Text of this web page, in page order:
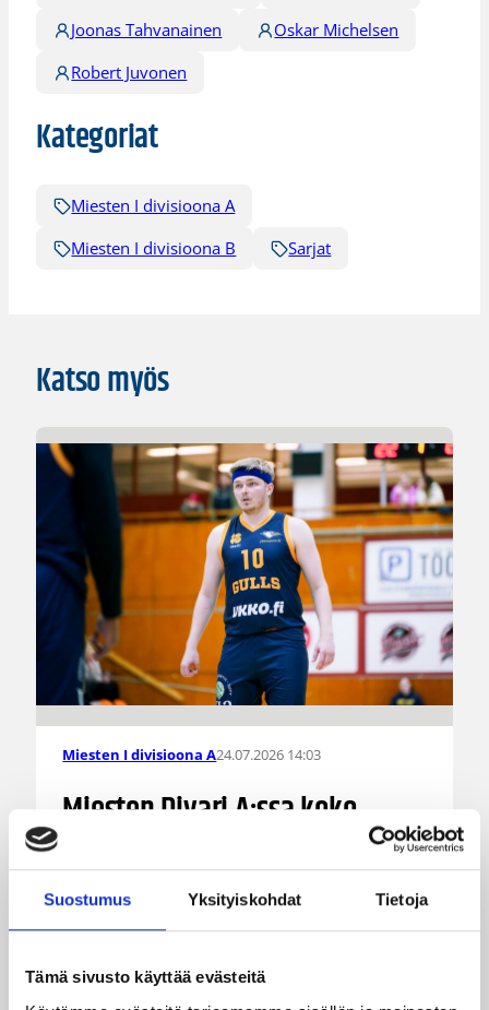
Suostumus Yksityiskohdat Tietoja
Tämä sivusto käyttää evästeitä
Joonas Tahvanainen
Oskar Michelsen
Robert Juvonen
Kategoriat
Miesten I divisioona A
Miesten I divisioona B
Sarjat
Katso myös
Miesten I divisioona A24.07.2026 14:03
Miesten Divari A:ssa koko
Kokoonpanot miesten divisioonakaudelle 2026-
2027 ovat vahvistumassa hyvää vauhtia.
viime päivinä ilmoittaneet mm. Torpan Pojat,